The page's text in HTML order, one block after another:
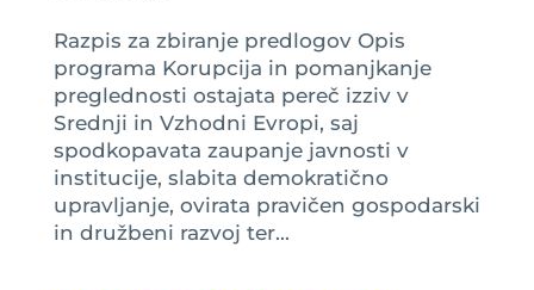
Razpis za zbiranje predlogov Opis
programa Korupcija in pomanjkanje
preglednosti ostajata pereč izziv v
Srednji in Vzhodni Evropi, saj
spodkopavata zaupanje javnosti v
institucije, slabita demokratično
upravljanje, ovirata pravičen gospodarski
in družbeni razvoj ter...